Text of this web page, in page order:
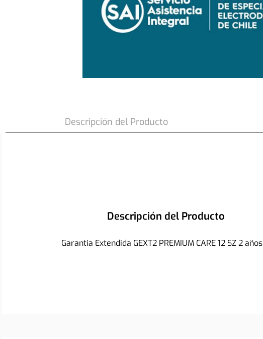
Descripción del Producto
Descripción del Producto
Garantia Extendida GEXT2 PREMIUM CARE 12 SZ 2 años